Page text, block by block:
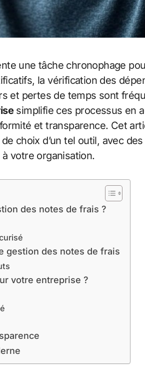
la vérification des
et pertes de temps sont
simplifie ces processus en
et transparence. Cet
choix d’un tel outil, avec
votre organisation.
des notes de frais ?
gestion des notes de frais
votre entreprise ?